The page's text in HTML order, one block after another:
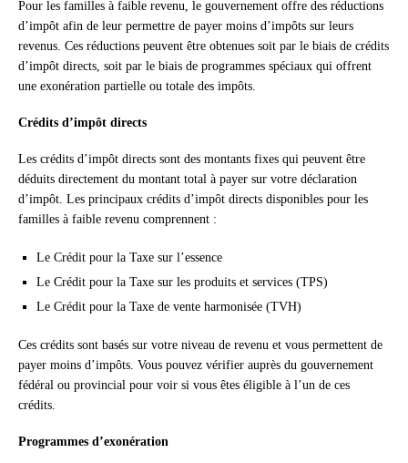
Pour les familles à faible revenu, le gouvernement offre des réductions
d’impôt afin de leur permettre de payer moins d’impôts sur leurs
revenus. Ces réductions peuvent être obtenues soit par le biais de crédits
d’impôt directs, soit par le biais de programmes spéciaux qui offrent
une exonération partielle ou totale des impôts.
Crédits d’impôt directs
Les crédits d’impôt directs sont des montants fixes qui peuvent être
déduits directement du montant total à payer sur votre déclaration
d’impôt. Les principaux crédits d’impôt directs disponibles pour les
familles à faible revenu comprennent :
Le Crédit pour la Taxe sur l’essence
Le Crédit pour la Taxe sur les produits et services (TPS)
Le Crédit pour la Taxe de vente harmonisée (TVH)
Ces crédits sont basés sur votre niveau de revenu et vous permettent de
payer moins d’impôts. Vous pouvez vérifier auprès du gouvernement
fédéral ou provincial pour voir si vous êtes éligible à l’un de ces
crédits.
Programmes d’exonération